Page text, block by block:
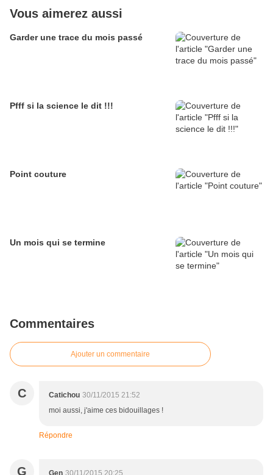
Vous aimerez aussi
Garder une trace du mois passé
Pfff si la science le dit !!!
Point couture
Un mois qui se termine
Commentaires
Ajouter un commentaire
C Catichou 30/11/2015 21:52
moi aussi, j'aime ces bidouillages !
Répondre
G Gen 30/11/2015 20:25